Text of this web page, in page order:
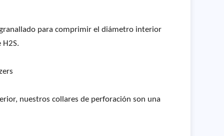
para comprimir el diámetro interior
nuestros collares de perforación son una